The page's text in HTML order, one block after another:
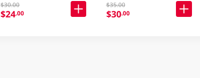
$30.00
$24.00
$35.00
$30.00